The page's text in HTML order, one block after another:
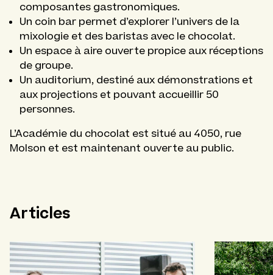
composantes gastronomiques.
Un coin bar permet d’explorer l’univers de la
mixologie et des baristas avec le chocolat.
Un espace à aire ouverte propice aux réceptions
de groupe.
Un auditorium, destiné aux démonstrations et
aux projections et pouvant accueillir 50
personnes.
L’Académie du chocolat est situé au 4050, rue
Molson et est maintenant ouverte au public.
Articles